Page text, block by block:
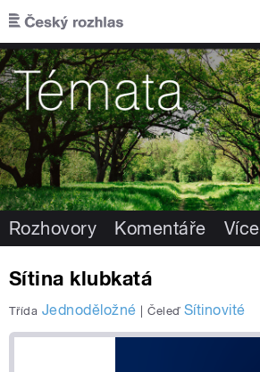
Přejít k hlavnímu obsahu
Rozhovory Komentáře Více
Sítina klubkatá
Třída Jednoděložné | Čeleď Sítinovité